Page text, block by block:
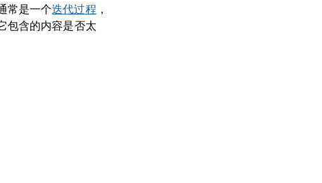
常是一个迭代过程 ，
包含的内容是否太